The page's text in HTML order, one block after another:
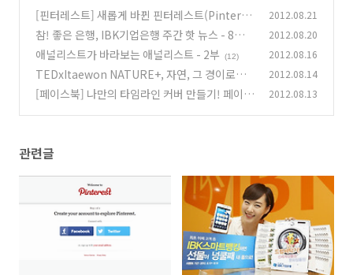
[핀터레스트] 새롭게 바뀐 핀터레스트(Pinteres
t), 쉽게 가입하고 활용하는 법!
(3)
2012.08.21
참! 좋은 은행, IBK기업은행 주간 핫 뉴스 - 8월 3
주차
(7)
2012.08.20
애널리스트가 바라보는 애널리스트 - 2부 (12) 2012.08.16
TEDxItaewon NATURE+, 자연, 그 경이로움
을 나누다.
(5)
2012.08.14
[페이스북] 나만의 타임라인 커버 만들기! 페이스
2012.08.13
관련글